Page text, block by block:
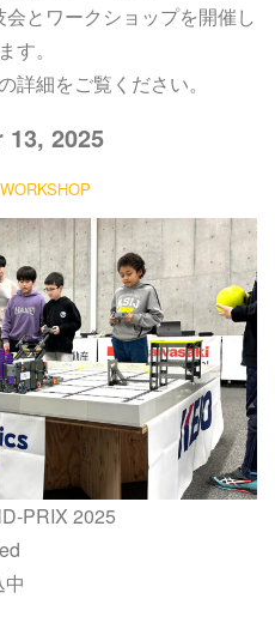
とワークショップを開催し
す。
詳細をご覧ください。
2025
WORKSHOP
PRIX 2025